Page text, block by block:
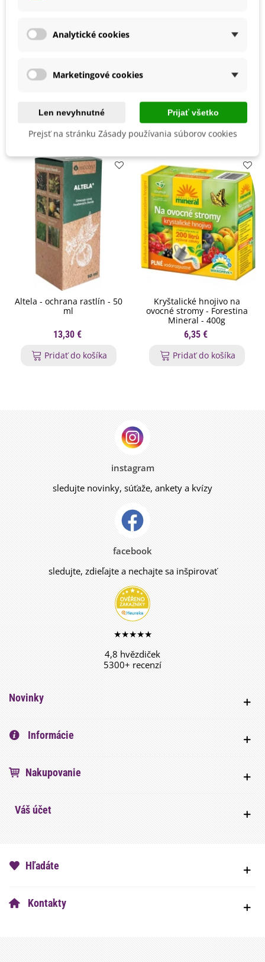
Výrobca
Vegetačné Obdobie
Mohli byste ešte potrebovať
Altela - ochrana rastlín - 50
ml
13,30 €
Pridať do košíka
Kryštalické hnojivo na
ovocné stromy - Forestina
Mineral - 400g
6,35 €
Pridať do košíka
instagram
sledujte novinky, súťaže, ankety a kvízy
facebook
sledujte, zdieľajte a nechajte sa inšpirovať
★★★★★
4,8 hvězdiček
5300+ recenzí
Novinky
Informácie
Nakupovanie
Váš účet
Hľadáte
Kontakty
Analytické cookies
Marketingové cookies
Len nevyhnutné Prijať všetko
Prejsť na stránku Zásady používania súborov cookies